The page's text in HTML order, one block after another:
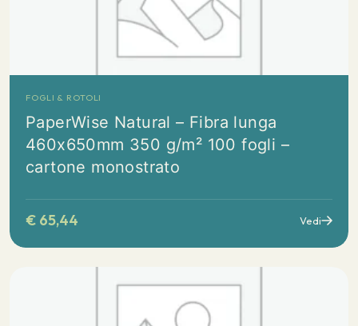
FOGLI & ROTOLI
PaperWise Natural – Fibra lunga
460x650mm 350 g/m² 100 fogli –
cartone monostrato
€ 65,44 Vedi